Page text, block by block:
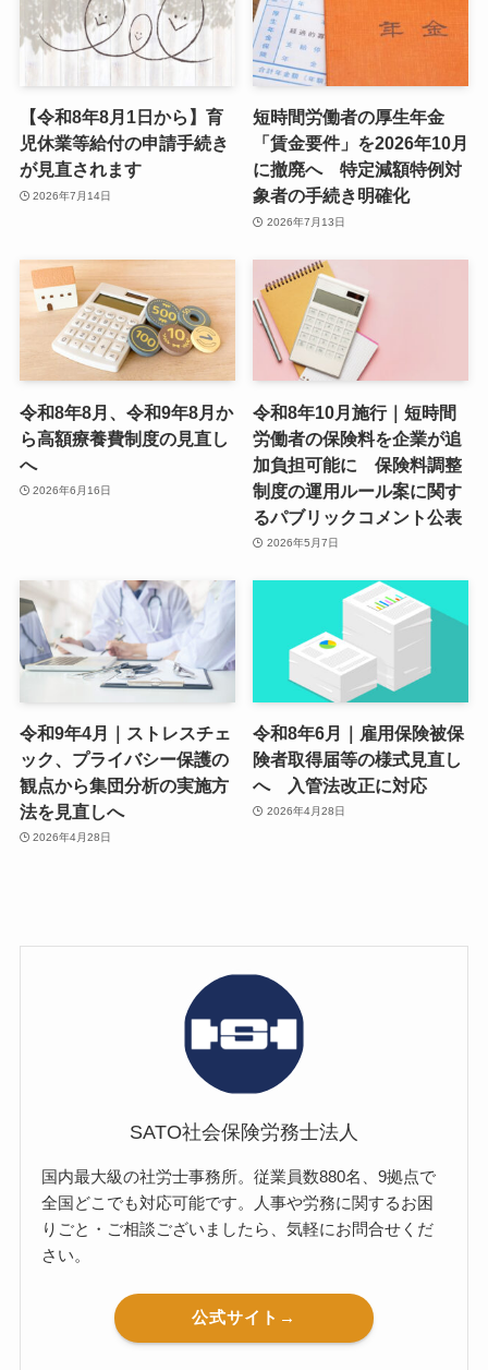
【令和8年8月1日から】育
児休業等給付の申請手続き
が見直されます
2026年7月14日
短時間労働者の厚生年金
「賃金要件」を2026年10月
に撤廃へ 特定減額特例対
象者の手続き明確化
2026年7月13日
令和8年8月、令和9年8月か
ら高額療養費制度の見直し
へ
2026年6月16日
令和8年10月施行｜短時間
労働者の保険料を企業が追
加負担可能に 保険料調整
制度の運用ルール案に関す
るパブリックコメント公表
2026年5月7日
令和9年4月｜ストレスチェ
ック、プライバシー保護の
観点から集団分析の実施方
法を見直しへ
2026年4月28日
令和8年6月｜雇用保険被保
険者取得届等の様式見直し
へ 入管法改正に対応
2026年4月28日
SATO社会保険労務士法人
国内最大級の社労士事務所。従業員数880名、9拠点で
全国どこでも対応可能です。人事や労務に関するお困
りごと・ご相談ございましたら、気軽にお問合せくだ
さい。
公式サイト→